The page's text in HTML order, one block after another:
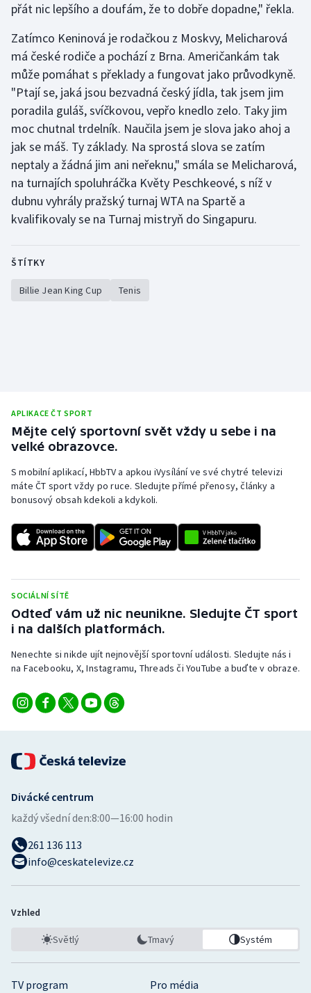
přát nic lepšího a doufám, že to dobře dopadne," řekla.
Zatímco Keninová je rodačkou z Moskvy, Melicharová
má české rodiče a pochází z Brna. Američankám tak
může pomáhat s překlady a fungovat jako průvodkyně.
"Ptají se, jaká jsou bezvadná český jídla, tak jsem jim
poradila guláš, svíčkovou, vepřo knedlo zelo. Taky jim
moc chutnal trdelník. Naučila jsem je slova jako ahoj a
jak se máš. Ty základy. Na sprostá slova se zatím
neptaly a žádná jim ani neřeknu," smála se Melicharová,
na turnajích spoluhráčka Květy Peschkeové, s níž v
dubnu vyhrály pražský turnaj WTA na Spartě a
kvalifikovaly se na Turnaj mistryň do Singapuru.
ŠTÍTKY
Billie Jean King Cup Tenis
APLIKACE ČT SPORT
Mějte celý sportovní svět vždy u sebe i na
velké obrazovce.
S mobilní aplikací, HbbTV a apkou iVysílání ve své chytré televizi
máte ČT sport vždy po ruce. Sledujte přímé přenosy, články a
bonusový obsah kdekoli a kdykoli.
SOCIÁLNÍ SÍTĚ
Odteď vám už nic neunikne. Sledujte ČT sport
i na dalších platformách.
Nenechte si nikde ujít nejnovější sportovní události. Sledujte nás i
na Facebooku, X, Instagramu, Threads či YouTube a buďte v obraze.
TV program Pro média
Divácké centrum
každý všední den:8:00—16:00 hodin
261 136 113
info@ceskatelevize.cz
Vzhled
Světlý Tmavý Systém